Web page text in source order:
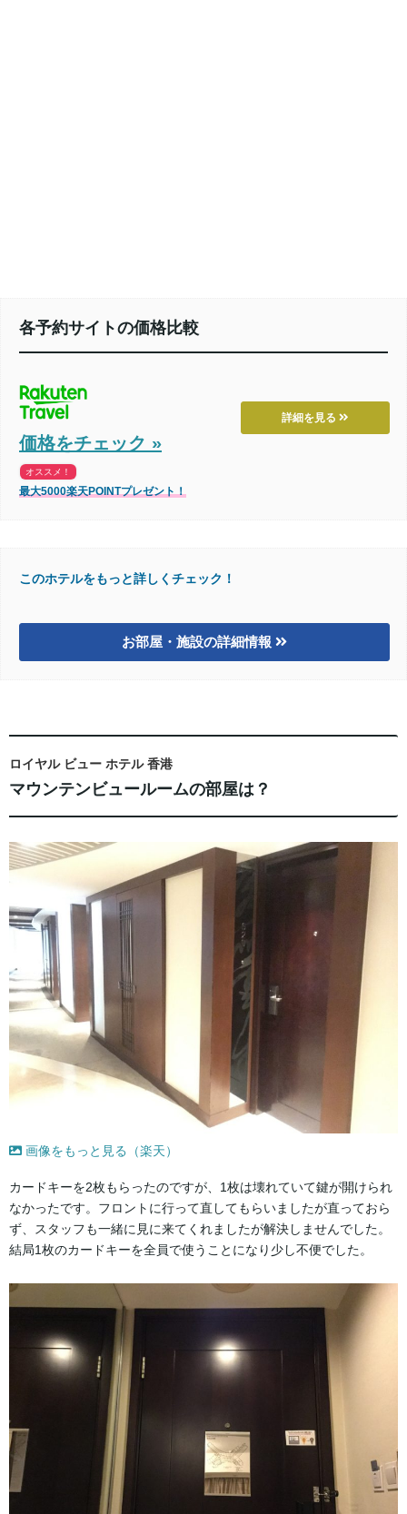
各予約サイトの価格比較
詳細を見る
価格をチェック »
オススメ！
最大5000楽天POINTプレゼント！
このホテルをもっと詳しくチェック！
お部屋・施設の詳細情報
ロイヤル ビュー ホテル 香港
マウンテンビュールームの部屋は？
画像をもっと見る（楽天）
カードキーを2枚もらったのですが、1枚は壊れていて鍵が開けられ
なかったです。フロントに行って直してもらいましたが直っておら
ず、スタッフも一緒に見に来てくれましたが解決しませんでした。
結局1枚のカードキーを全員で使うことになり少し不便でした。